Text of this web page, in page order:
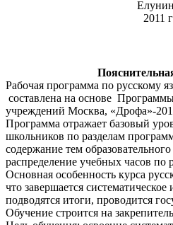
2011 г
Рабочая программа по русскому
составлена на основе
учреждений Москва, «Дрофа»-
Программа отражает базовый
школьников по разделам
содержание тем
распределение учебных часов по
Основная особенность курса
что завершается систематическое
подводятся итоги, проводится
Обучение строится на